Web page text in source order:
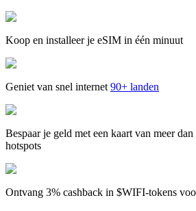
Koop en installeer je eSIM in één minuut
Geniet van snel internet 90+ landen
Bespaar je geld met een kaart van meer
hotspots
Ontvang 3% cashback in $WIFI-tokens